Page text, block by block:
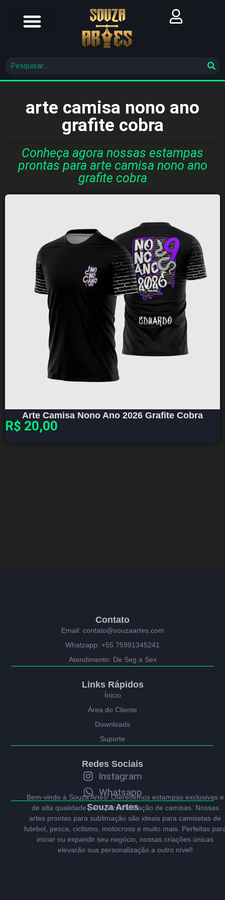
arte camisa nono ano
grafite cobra
Conheça agora nossas estampas
prontas para arte camisa nono ano
grafite cobra
Arte Camisa Nono Ano 2026 Grafite Cobra
R$ 20,00
Souza Artes
Bem-vindo à Souza Artes! Oferecemos estampas exclusivas e
de alta qualidade para personalização de camisas. Nossas
artes prontas para sublimação são ideais para camisetas de
futebol, pesca, ciclismo, motocross e muito mais. Perfeitas
iniciar ou expandir seu negócio, nossas criações únicas
elevarão sua personalização a outro nível!
Contato
Email: contato@souzaartes.com
Whatzapp: +55 75991345241
Atendimento: De Seg a Sex
Redes Sociais
Instagram
Whatsapp
Links Rápidos
Ínicio
Área do Cliente
Downloads
Suporte